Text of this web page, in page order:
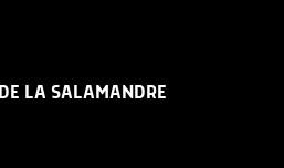
LA SALAMANDRE